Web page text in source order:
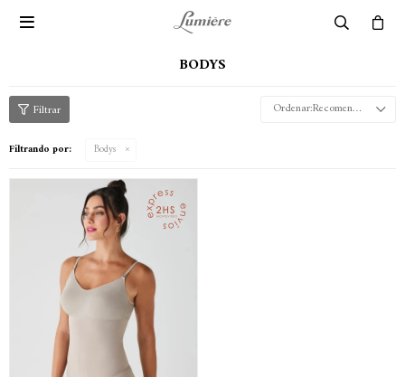

BODYS
Recomendados
Filtrando por: Bodys